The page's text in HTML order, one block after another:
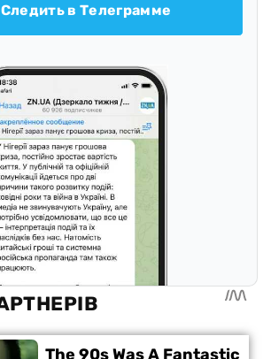
Следить в Телеграмме